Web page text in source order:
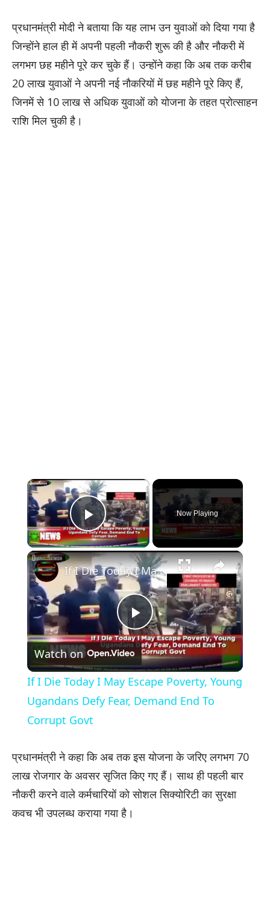
प्रधानमंत्री मोदी ने बताया कि यह लाभ उन युवाओं को दिया गया है
जिन्होंने हाल ही में अपनी पहली नौकरी शुरू की है और नौकरी में
लगभग छह महीने पूरे कर चुके हैं। उन्होंने कहा कि अब तक करीब
20 लाख युवाओं ने अपनी नई नौकरियों में छह महीने पूरे किए हैं,
जिनमें से 10 लाख से अधिक युवाओं को योजना के तहत प्रोत्साहन
राशि मिल चुकी है।
×
Play Video
Now Playing
×
Play
Video
If I Die Today I May Escape Poverty, Young Ugandans Defy Fear, Demand End To Corrupt Govt
Watch on
If I Die Today I May Escape Poverty, Young
Ugandans Defy Fear, Demand End To
Corrupt Govt
प्रधानमंत्री ने कहा कि अब तक इस योजना के जरिए लगभग 70
लाख रोजगार के अवसर सृजित किए गए हैं। साथ ही पहली बार
नौकरी करने वाले कर्मचारियों को सोशल सिक्योरिटी का सुरक्षा
कवच भी उपलब्ध कराया गया है।